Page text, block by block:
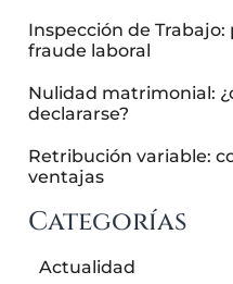
Inspección de
fraude laboral
Nulidad matrimonial:
declararse?
Retribución variable:
ventajas
Categorías
Actualidad